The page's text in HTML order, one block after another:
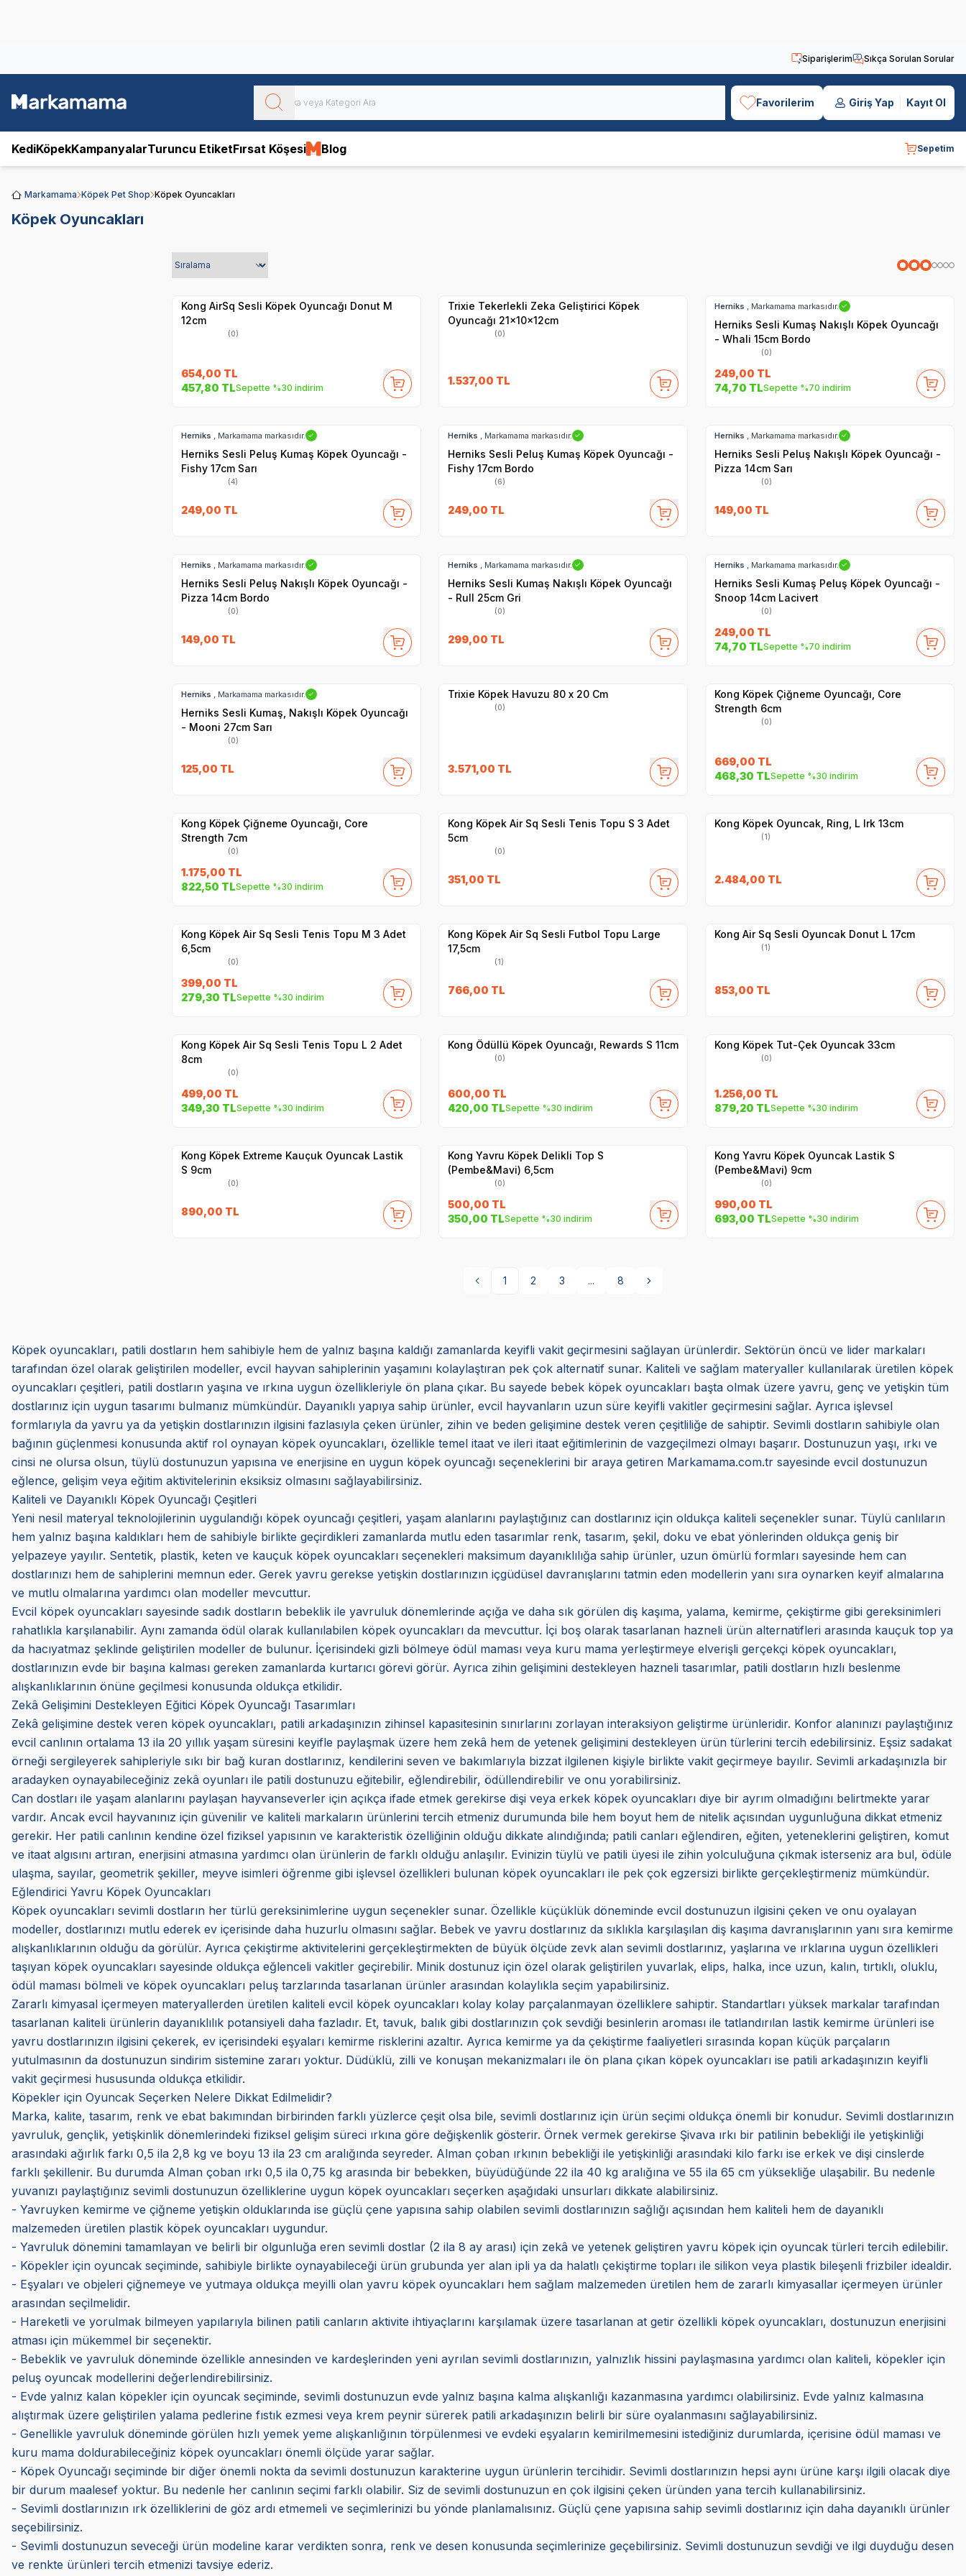
Siparişlerim Sıkça Sorulan Sorular
Favorilerim Giriş Yap Kayıt Ol
KediKöpekKampanyalarTuruncu EtiketFırsat Köşesi Blog Sepetim
Markamama Köpek Pet Shop Köpek Oyuncakları
Köpek Oyuncakları
Satıcı
Kong AirSq Sesli Köpek Oyuncağı Donut M
12cm
(0)
654,00 TL
457,80 TLSepette %30 indirim
Trixie Tekerlekli Zeka Geliştirici Köpek
Oyuncağı 21x10x12cm
(0)
1.537,00 TL
Herniks , Markamama markasıdır. ✓
Herniks Sesli Kumaş Nakışlı Köpek Oyuncağı
- Whali 15cm Bordo
(0)
249,00 TL
74,70 TLSepette %70 indirim
Herniks , Markamama markasıdır. ✓
Herniks Sesli Peluş Kumaş Köpek Oyuncağı -
Fishy 17cm Sarı
(4)
249,00 TL
Herniks , Markamama markasıdır. ✓
Herniks Sesli Peluş Kumaş Köpek Oyuncağı -
Fishy 17cm Bordo
(6)
249,00 TL
Herniks , Markamama markasıdır. ✓
Herniks Sesli Peluş Nakışlı Köpek Oyuncağı -
Pizza 14cm Sarı
(0)
149,00 TL
Herniks , Markamama markasıdır. ✓
Herniks Sesli Peluş Nakışlı Köpek Oyuncağı -
Pizza 14cm Bordo
(0)
149,00 TL
Herniks , Markamama markasıdır. ✓
Herniks Sesli Kumaş Nakışlı Köpek Oyuncağı
- Rull 25cm Gri
(0)
299,00 TL
Herniks , Markamama markasıdır. ✓
Herniks Sesli Kumaş Peluş Köpek Oyuncağı -
Snoop 14cm Lacivert
(0)
249,00 TL
74,70 TLSepette %70 indirim
Herniks , Markamama markasıdır. ✓
Herniks Sesli Kumaş, Nakışlı Köpek Oyuncağı
- Mooni 27cm Sarı
(0)
125,00 TL
Trixie Köpek Havuzu 80 x 20 Cm
(0)
3.571,00 TL
Kong Köpek Çiğneme Oyuncağı, Core
Strength 6cm
(0)
669,00 TL
468,30 TLSepette %30 indirim
Kong Köpek Çiğneme Oyuncağı, Core
Strength 7cm
(0)
1.175,00 TL
822,50 TLSepette %30 indirim
Kong Köpek Air Sq Sesli Tenis Topu S 3 Adet
5cm
(0)
351,00 TL
Kong Köpek Oyuncak, Ring, L Irk 13cm
(1)
2.484,00 TL
Kong Köpek Air Sq Sesli Tenis Topu M 3 Adet
6,5cm
(0)
399,00 TL
279,30 TLSepette %30 indirim
Kong Köpek Air Sq Sesli Futbol Topu Large
17,5cm
(1)
766,00 TL
Kong Air Sq Sesli Oyuncak Donut L 17cm
(1)
853,00 TL
Kong Köpek Air Sq Sesli Tenis Topu L 2 Adet
8cm
(0)
499,00 TL
349,30 TLSepette %30 indirim
Kong Ödüllü Köpek Oyuncağı, Rewards S 11cm
(0)
600,00 TL
420,00 TLSepette %30 indirim
Kong Köpek Tut-Çek Oyuncak 33cm
(0)
1.256,00 TL
879,20 TLSepette %30 indirim
Kong Köpek Extreme Kauçuk Oyuncak Lastik
S 9cm
(0)
890,00 TL
Kong Yavru Köpek Delikli Top S
(Pembe&Mavi) 6,5cm
(0)
500,00 TL
350,00 TLSepette %30 indirim
Kong Yavru Köpek Oyuncak Lastik S
(Pembe&Mavi) 9cm
(0)
990,00 TL
693,00 TLSepette %30 indirim
1 2 3 ... 8
Köpek oyuncakları, patili dostların hem sahibiyle hem de yalnız başına kaldığı zamanlarda keyifli vakit geçirmesini sağlayan ürünlerdir. Sektörün öncü ve lider markaları
tarafından özel olarak geliştirilen modeller, evcil hayvan sahiplerinin yaşamını kolaylaştıran pek çok alternatif sunar. Kaliteli ve sağlam materyaller kullanılarak üretilen köpek
oyuncakları çeşitleri, patili dostların yaşına ve ırkına uygun özellikleriyle ön plana çıkar. Bu sayede bebek köpek oyuncakları başta olmak üzere yavru, genç ve yetişkin tüm
dostlarınız için uygun tasarımı bulmanız mümkündür. Dayanıklı yapıya sahip ürünler, evcil hayvanların uzun süre keyifli vakitler geçirmesini sağlar. Ayrıca işlevsel
formlarıyla da yavru ya da yetişkin dostlarınızın ilgisini fazlasıyla çeken ürünler, zihin ve beden gelişimine destek veren çeşitliliğe de sahiptir. Sevimli dostların sahibiyle olan
bağının güçlenmesi konusunda aktif rol oynayan köpek oyuncakları, özellikle temel itaat ve ileri itaat eğitimlerinin de vazgeçilmezi olmayı başarır. Dostunuzun yaşı, ırkı ve
cinsi ne olursa olsun, tüylü dostunuzun yapısına ve enerjisine en uygun köpek oyuncağı seçeneklerini bir araya getiren Markamama.com.tr sayesinde evcil dostunuzun
eğlence, gelişim veya eğitim aktivitelerinin eksiksiz olmasını sağlayabilirsiniz.
Kaliteli ve Dayanıklı Köpek Oyuncağı Çeşitleri
Yeni nesil materyal teknolojilerinin uygulandığı köpek oyuncağı çeşitleri, yaşam alanlarını paylaştığınız can dostlarınız için oldukça kaliteli seçenekler sunar. Tüylü canlıların
hem yalnız başına kaldıkları hem de sahibiyle birlikte geçirdikleri zamanlarda mutlu eden tasarımlar renk, tasarım, şekil, doku ve ebat yönlerinden oldukça geniş bir
yelpazeye yayılır. Sentetik, plastik, keten ve kauçuk köpek oyuncakları seçenekleri maksimum dayanıklılığa sahip ürünler, uzun ömürlü formları sayesinde hem can
dostlarınızı hem de sahiplerini memnun eder. Gerek yavru gerekse yetişkin dostlarınızın içgüdüsel davranışlarını tatmin eden modellerin yanı sıra oynarken keyif almalarına
ve mutlu olmalarına yardımcı olan modeller mevcuttur.
Evcil köpek oyuncakları sayesinde sadık dostların bebeklik ile yavruluk dönemlerinde açığa ve daha sık görülen diş kaşıma, yalama, kemirme, çekiştirme gibi gereksinimleri
rahatlıkla karşılanabilir. Aynı zamanda ödül olarak kullanılabilen köpek oyuncakları da mevcuttur. İçi boş olarak tasarlanan hazneli ürün alternatifleri arasında kauçuk top ya
da hacıyatmaz şeklinde geliştirilen modeller de bulunur. İçerisindeki gizli bölmeye ödül maması veya kuru mama yerleştirmeye elverişli gerçekçi köpek oyuncakları,
dostlarınızın evde bir başına kalması gereken zamanlarda kurtarıcı görevi görür. Ayrıca zihin gelişimini destekleyen hazneli tasarımlar, patili dostların hızlı beslenme
alışkanlıklarının önüne geçilmesi konusunda oldukça etkilidir.
Zekâ Gelişimini Destekleyen Eğitici Köpek Oyuncağı Tasarımları
Zekâ gelişimine destek veren köpek oyuncakları, patili arkadaşınızın zihinsel kapasitesinin sınırlarını zorlayan interaksiyon geliştirme ürünleridir. Konfor alanınızı paylaştığınız
evcil canlının ortalama 13 ila 20 yıllık yaşam süresini keyifle paylaşmak üzere hem zekâ hem de yetenek gelişimini destekleyen ürün türlerini tercih edebilirsiniz. Eşsiz sadakat
örneği sergileyerek sahipleriyle sıkı bir bağ kuran dostlarınız, kendilerini seven ve bakımlarıyla bizzat ilgilenen kişiyle birlikte vakit geçirmeye bayılır. Sevimli arkadaşınızla bir
aradayken oynayabileceğiniz zekâ oyunları ile patili dostunuzu eğitebilir, eğlendirebilir, ödüllendirebilir ve onu yorabilirsiniz.
Can dostları ile yaşam alanlarını paylaşan hayvanseverler için açıkça ifade etmek gerekirse dişi veya erkek köpek oyuncakları diye bir ayrım olmadığını belirtmekte yarar
vardır. Ancak evcil hayvanınız için güvenilir ve kaliteli markaların ürünlerini tercih etmeniz durumunda bile hem boyut hem de nitelik açısından uygunluğuna dikkat etmeniz
gerekir. Her patili canlının kendine özel fiziksel yapısının ve karakteristik özelliğinin olduğu dikkate alındığında; patili canları eğlendiren, eğiten, yeteneklerini geliştiren, komut
ve itaat algısını artıran, enerjisini atmasına yardımcı olan ürünlerin de farklı olduğu anlaşılır. Evinizin tüylü ve patili üyesi ile zihin yolculuğuna çıkmak isterseniz ara bul, ödüle
ulaşma, sayılar, geometrik şekiller, meyve isimleri öğrenme gibi işlevsel özellikleri bulunan köpek oyuncakları ile pek çok egzersizi birlikte gerçekleştirmeniz mümkündür.
Eğlendirici Yavru Köpek Oyuncakları
Köpek oyuncakları sevimli dostların her türlü gereksinimlerine uygun seçenekler sunar. Özellikle küçüklük döneminde evcil dostunuzun ilgisini çeken ve onu oyalayan
modeller, dostlarınızı mutlu ederek ev içerisinde daha huzurlu olmasını sağlar. Bebek ve yavru dostlarınız da sıklıkla karşılaşılan diş kaşıma davranışlarının yanı sıra kemirme
alışkanlıklarının olduğu da görülür. Ayrıca çekiştirme aktivitelerini gerçekleştirmekten de büyük ölçüde zevk alan sevimli dostlarınız, yaşlarına ve ırklarına uygun özellikleri
taşıyan köpek oyuncakları sayesinde oldukça eğlenceli vakitler geçirebilir. Minik dostunuz için özel olarak geliştirilen yuvarlak, elips, halka, ince uzun, kalın, tırtıklı, oluklu,
ödül maması bölmeli ve köpek oyuncakları peluş tarzlarında tasarlanan ürünler arasından kolaylıkla seçim yapabilirsiniz.
Zararlı kimyasal içermeyen materyallerden üretilen kaliteli evcil köpek oyuncakları kolay kolay parçalanmayan özelliklere sahiptir. Standartları yüksek markalar tarafından
tasarlanan kaliteli ürünlerin dayanıklılık potansiyeli daha fazladır. Et, tavuk, balık gibi dostlarınızın çok sevdiği besinlerin aroması ile tatlandırılan lastik kemirme ürünleri ise
yavru dostlarınızın ilgisini çekerek, ev içerisindeki eşyaları kemirme risklerini azaltır. Ayrıca kemirme ya da çekiştirme faaliyetleri sırasında kopan küçük parçaların
yutulmasının da dostunuzun sindirim sistemine zararı yoktur. Düdüklü, zilli ve konuşan mekanizmaları ile ön plana çıkan köpek oyuncakları ise patili arkadaşınızın keyifli
vakit geçirmesi hususunda oldukça etkilidir.
Köpekler için Oyuncak Seçerken Nelere Dikkat Edilmelidir?
Marka, kalite, tasarım, renk ve ebat bakımından birbirinden farklı yüzlerce çeşit olsa bile, sevimli dostlarınız için ürün seçimi oldukça önemli bir konudur. Sevimli dostlarınızın
yavruluk, gençlik, yetişkinlik dönemlerindeki fiziksel gelişim süreci ırkına göre değişkenlik gösterir. Örnek vermek gerekirse Şivava ırkı bir patilinin bebekliği ile yetişkinliği
arasındaki ağırlık farkı 0,5 ila 2,8 kg ve boyu 13 ila 23 cm aralığında seyreder. Alman çoban ırkının bebekliği ile yetişkinliği arasındaki kilo farkı ise erkek ve dişi cinslerde
farklı şekillenir. Bu durumda Alman çoban ırkı 0,5 ila 0,75 kg arasında bir bebekken, büyüdüğünde 22 ila 40 kg aralığına ve 55 ila 65 cm yüksekliğe ulaşabilir. Bu nedenle
yuvanızı paylaştığınız sevimli dostunuzun özelliklerine uygun köpek oyuncakları seçerken aşağıdaki unsurları dikkate alabilirsiniz.
- Yavruyken kemirme ve çiğneme yetişkin olduklarında ise güçlü çene yapısına sahip olabilen sevimli dostlarınızın sağlığı açısından hem kaliteli hem de dayanıklı
malzemeden üretilen plastik köpek oyuncakları uygundur.
- Yavruluk dönemini tamamlayan ve belirli bir olgunluğa eren sevimli dostlar (2 ila 8 ay arası) için zekâ ve yetenek geliştiren yavru köpek için oyuncak türleri tercih edilebilir.
- Köpekler için oyuncak seçiminde, sahibiyle birlikte oynayabileceği ürün grubunda yer alan ipli ya da halatlı çekiştirme topları ile silikon veya plastik bileşenli frizbiler idealdir.
- Eşyaları ve objeleri çiğnemeye ve yutmaya oldukça meyilli olan yavru köpek oyuncakları hem sağlam malzemeden üretilen hem de zararlı kimyasallar içermeyen ürünler
arasından seçilmelidir.
- Hareketli ve yorulmak bilmeyen yapılarıyla bilinen patili canların aktivite ihtiyaçlarını karşılamak üzere tasarlanan at getir özellikli köpek oyuncakları, dostunuzun enerjisini
atması için mükemmel bir seçenektir.
- Bebeklik ve yavruluk döneminde özellikle annesinden ve kardeşlerinden yeni ayrılan sevimli dostlarınızın, yalnızlık hissini paylaşmasına yardımcı olan kaliteli, köpekler için
peluş oyuncak modellerini değerlendirebilirsiniz.
- Evde yalnız kalan köpekler için oyuncak seçiminde, sevimli dostunuzun evde yalnız başına kalma alışkanlığı kazanmasına yardımcı olabilirsiniz. Evde yalnız kalmasına
alıştırmak üzere geliştirilen yalama pedlerine fıstık ezmesi veya krem peynir sürerek patili arkadaşınızın belirli bir süre oyalanmasını sağlayabilirsiniz.
- Genellikle yavruluk döneminde görülen hızlı yemek yeme alışkanlığının törpülenmesi ve evdeki eşyaların kemirilmemesini istediğiniz durumlarda, içerisine ödül maması ve
kuru mama doldurabileceğiniz köpek oyuncakları önemli ölçüde yarar sağlar.
- Köpek Oyuncağı seçiminde bir diğer önemli nokta da sevimli dostunuzun karakterine uygun ürünlerin tercihidir. Sevimli dostlarınızın hepsi aynı ürüne karşı ilgili olacak diye
bir durum maalesef yoktur. Bu nedenle her canlının seçimi farklı olabilir. Siz de sevimli dostunuzun en çok ilgisini çeken üründen yana tercih kullanabilirsiniz.
- Sevimli dostlarınızın ırk özelliklerini de göz ardı etmemeli ve seçimlerinizi bu yönde planlamalısınız. Güçlü çene yapısına sahip sevimli dostlarınız için daha dayanıklı ürünler
seçebilirsiniz.
- Sevimli dostunuzun seveceği ürün modeline karar verdikten sonra, renk ve desen konusunda seçimlerinize geçebilirsiniz. Sevimli dostunuzun sevdiği ve ilgi duyduğu desen
ve renkte ürünleri tercih etmenizi tavsiye ederiz.